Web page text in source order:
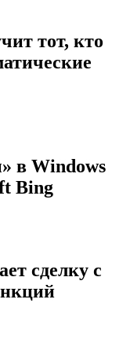
тот, кто
в Windows
Bing
сделку с